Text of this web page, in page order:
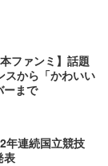
ファンミ】話題
スから「かわいい
ーまで
年連続国立競技
表